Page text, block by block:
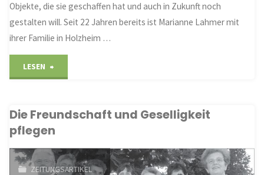
Objekte, die sie geschaffen hat und auch in Zukunft noch
gestalten will. Seit 22 Jahren bereits ist Marianne Lahmer mit
ihrer Familie in Holzheim …
LESEN
Motive
einem
Die Freundschaft und Geselligkeit
pflegen
ZEITUNGSARTIKEL